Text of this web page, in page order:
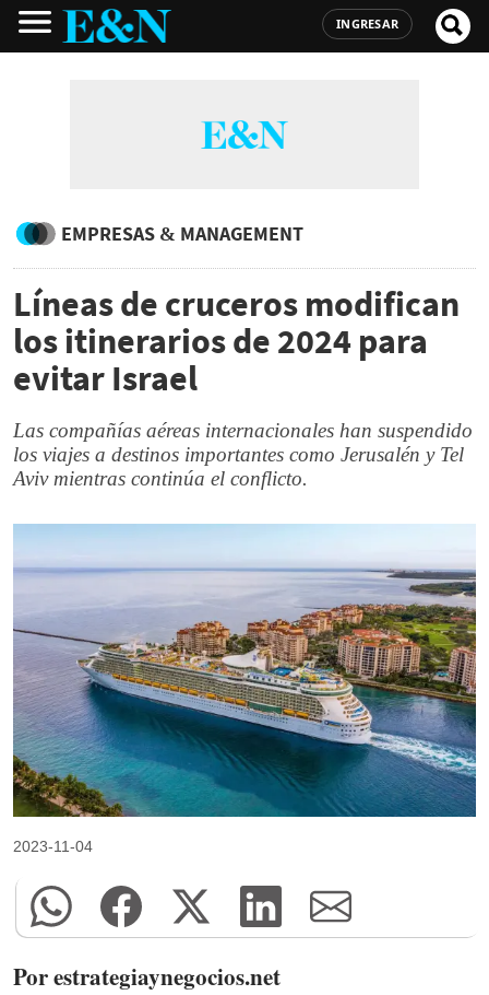
INGRESAR
EMPRESAS & MANAGEMENT
Líneas de cruceros modifican
los itinerarios de 2024 para
evitar Israel
Las compañías aéreas internacionales han suspendido
los viajes a destinos importantes como Jerusalén y Tel
Aviv mientras continúa el conflicto.
2023-11-04
Por estrategiaynegocios.net